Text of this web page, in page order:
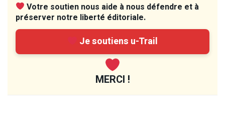
Votre soutien nous aide à nous défendre et à
préserver notre liberté éditoriale.
Je soutiens u-Trail
MERCI !